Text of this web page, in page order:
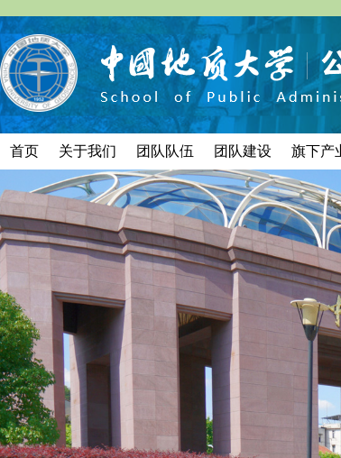
首页 关于我们 团队队伍 团队建设 旗下产